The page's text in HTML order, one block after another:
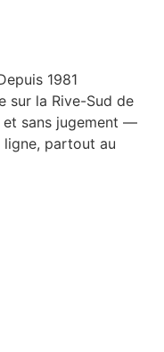
1981
sur la Rive-Sud de
et sans jugement —
partout au